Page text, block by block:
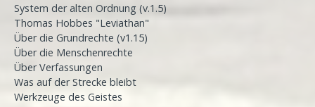
System der alten Ordnung (v.1.5)
Thomas Hobbes "Leviathan"
Über die Grundrechte (v1.15)
Über die Menschenrechte
Über Verfassungen
Was auf der Strecke bleibt
Werkzeuge des Geistes